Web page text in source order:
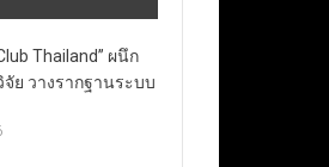
Thailand” ผนึก
ย วางรากฐานระบบ